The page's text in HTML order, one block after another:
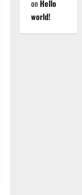
on Hello
world!